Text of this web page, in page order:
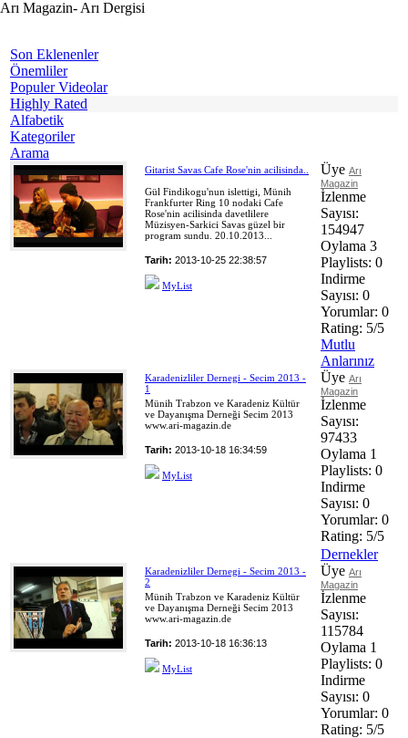
Arı Magazin- Arı Dergisi
Son Eklenenler
Önemliler
Populer Videolar
Highly Rated
Alfabetik
Kategoriler
Arama
Gitarist Savas Cafe Rose'nin acilisinda..
Gül Findikogu'nun islettigi, Münih
Frankfurter Ring 10 nodaki Cafe
Rose'nin acilisinda davetlilere
Müzisyen-Sarkici Savas güzel bir
program sundu. 20.10.2013...
Tarih: 2013-10-25 22:38:57
MyList
Üye Arı
Magazin
İzlenme
Sayısı:
154947
Oylama 3
Playlists: 0
Indirme
Sayısı: 0
Yorumlar: 0
Rating: 5/5
Mutlu
Anlarınız
Karadenizliler Dernegi - Secim 2013 -
1
Münih Trabzon ve Karadeniz Kültür
ve Dayanışma Derneği Secim 2013
www.ari-magazin.de
Tarih: 2013-10-18 16:34:59
MyList
Üye Arı
Magazin
İzlenme
Sayısı:
97433
Oylama 1
Playlists: 0
Indirme
Sayısı: 0
Yorumlar: 0
Rating: 5/5
Dernekler
Karadenizliler Dernegi - Secim 2013 -
2
Münih Trabzon ve Karadeniz Kültür
ve Dayanışma Derneği Secim 2013
www.ari-magazin.de
Tarih: 2013-10-18 16:36:13
MyList
Üye Arı
Magazin
İzlenme
Sayısı:
115784
Oylama 1
Playlists: 0
Indirme
Sayısı: 0
Yorumlar: 0
Rating: 5/5